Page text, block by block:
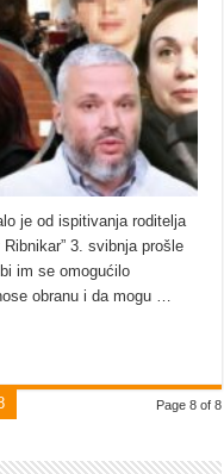
je od ispitivanja roditelja
3. svibnja prošle
im se omogućilo
obranu i da mogu …
Page 8 of 8